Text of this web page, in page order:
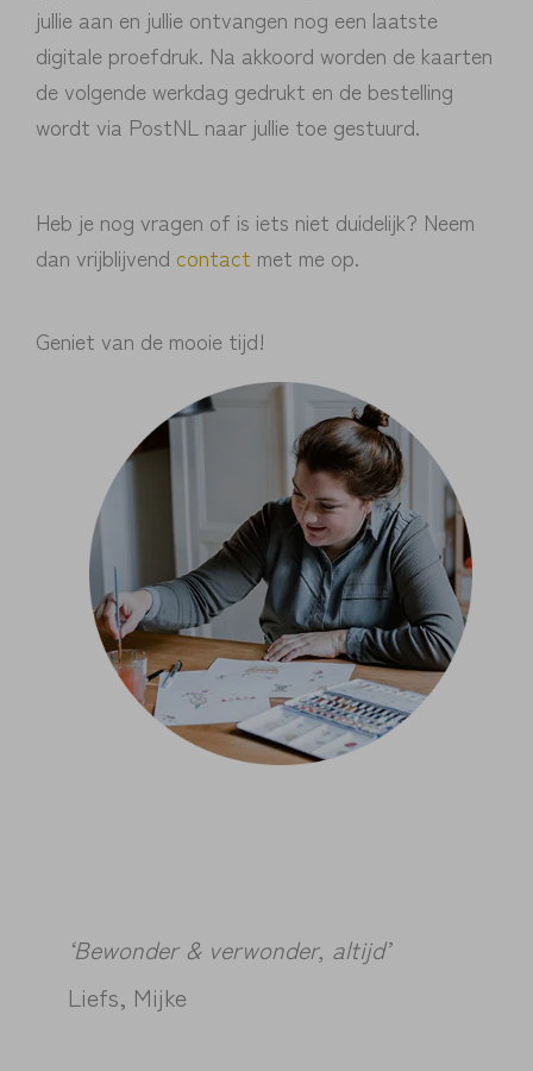
jullie aan en jullie ontvangen nog een laatste
digitale proefdruk. Na akkoord worden de kaarten
de volgende werkdag gedrukt en de bestelling
wordt via PostNL naar jullie toe gestuurd.
Heb je nog vragen of is iets niet duidelijk? Neem
dan vrijblijvend contact met me op.
Geniet van de mooie tijd!
‘Bewonder & verwonder, altijd’
Liefs, Mijke